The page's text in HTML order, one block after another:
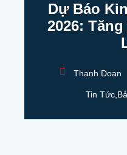
Dự Báo
2026:
Thanh Doan
Tin Tức,